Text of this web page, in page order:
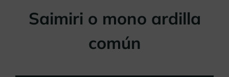
Saimiri o mono ardilla
común